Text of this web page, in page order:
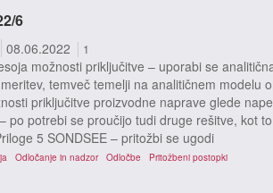
6
08.06.2022 1
možnosti priključitve – uporabi se
temveč temelji na analitičnem modelu
priključitve proizvodne naprave glede
po potrebi se proučijo tudi druge rešitve, kot
5 SONDSEE – pritožbi se ugodi
Odločanje in nadzor Odločbe Pritožbeni postopki